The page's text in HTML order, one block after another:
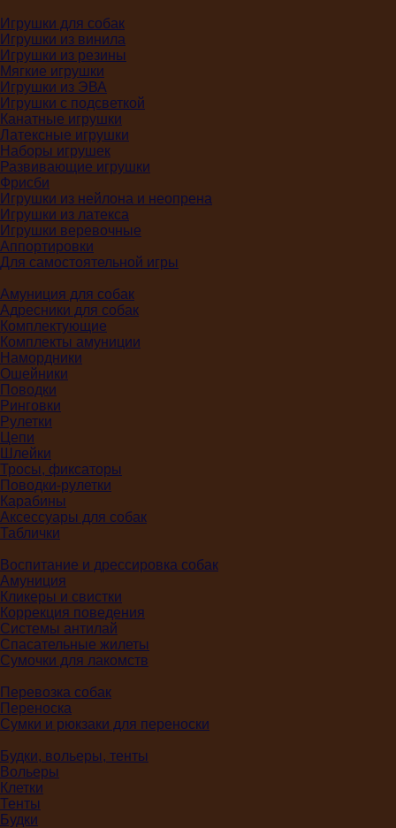
Игрушки для собак
Игрушки из винила
Игрушки из резины
Мягкие игрушки
Игрушки из ЭВА
Игрушки с подсветкой
Канатные игрушки
Латексные игрушки
Наборы игрушек
Развивающие игрушки
Фрисби
Игрушки из нейлона и неопрена
Игрушки из латекса
Игрушки веревочные
Аппортировки
Для самостоятельной игры
Амуниция для собак
Адресники для собак
Комплектующие
Комплекты амуниции
Намордники
Ошейники
Поводки
Ринговки
Рулетки
Цепи
Шлейки
Тросы, фиксаторы
Поводки-рулетки
Карабины
Аксессуары для собак
Таблички
Воспитание и дрессировка собак
Амуниция
Кликеры и свистки
Коррекция поведения
Системы антилай
Спасательные жилеты
Сумочки для лакомств
Перевозка собак
Переноска
Сумки и рюкзаки для переноски
Будки, вольеры, тенты
Вольеры
Клетки
Тенты
Будки